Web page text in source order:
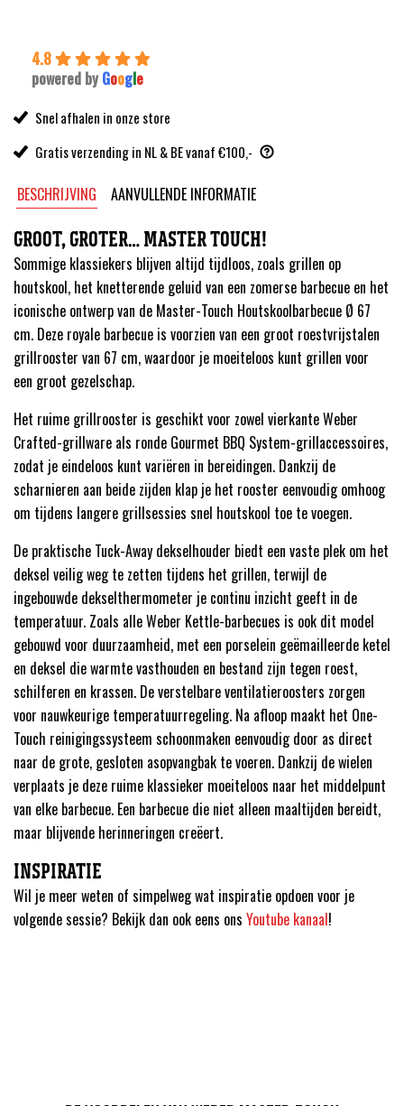
4.8
powered by Google
Snel afhalen in onze store
Gratis verzending in NL & BE vanaf €100,-
BESCHRIJVING AANVULLENDE INFORMATIE
GROOT, GROTER… MASTER TOUCH!
Sommige klassiekers blijven altijd tijdloos, zoals grillen op
houtskool, het knetterende geluid van een zomerse barbecue en het
iconische ontwerp van de Master-Touch Houtskoolbarbecue Ø 67
cm. Deze royale barbecue is voorzien van een groot roestvrijstalen
grillrooster van 67 cm, waardoor je moeiteloos kunt grillen voor
een groot gezelschap.
Het ruime grillrooster is geschikt voor zowel vierkante Weber
Crafted-grillware als ronde Gourmet BBQ System-grillaccessoires,
zodat je eindeloos kunt variëren in bereidingen. Dankzij de
scharnieren aan beide zijden klap je het rooster eenvoudig omhoog
om tijdens langere grillsessies snel houtskool toe te voegen.
De praktische Tuck-Away dekselhouder biedt een vaste plek om het
deksel veilig weg te zetten tijdens het grillen, terwijl de
ingebouwde dekselthermometer je continu inzicht geeft in de
temperatuur. Zoals alle Weber Kettle-barbecues is ook dit model
gebouwd voor duurzaamheid, met een porselein geëmailleerde ketel
en deksel die warmte vasthouden en bestand zijn tegen roest,
schilferen en krassen. De verstelbare ventilatieroosters zorgen
voor nauwkeurige temperatuurregeling. Na afloop maakt het One-
Touch reinigingssysteem schoonmaken eenvoudig door as direct
naar de grote, gesloten asopvangbak te voeren. Dankzij de wielen
verplaats je deze ruime klassieker moeiteloos naar het middelpunt
van elke barbecue. Een barbecue die niet alleen maaltijden bereidt,
maar blijvende herinneringen creëert.
INSPIRATIE
Wil je meer weten of simpelweg wat inspiratie opdoen voor je
volgende sessie? Bekijk dan ook eens ons Youtube kanaal!